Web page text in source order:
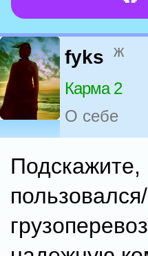
fyks ж
Карма 2
О себе
Подскажите,